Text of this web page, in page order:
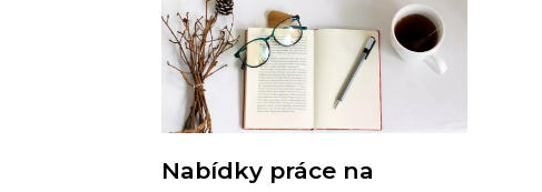
Nabídky práce na